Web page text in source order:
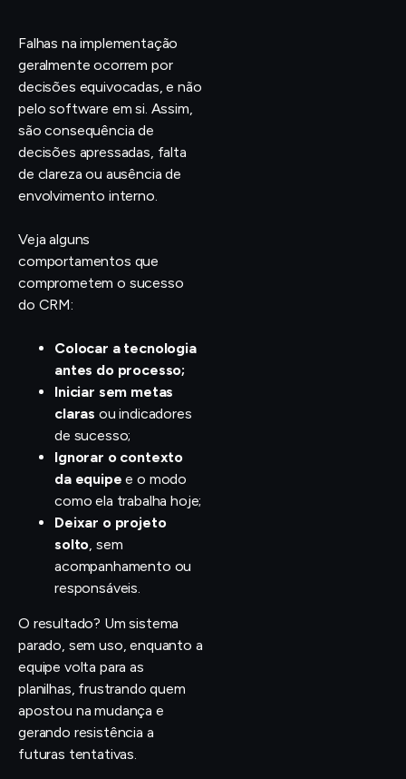
Falhas na implementação
geralmente ocorrem por
decisões equivocadas, e não
pelo software em si. Assim,
são consequência de
decisões apressadas, falta
de clareza ou ausência de
envolvimento interno.
Veja alguns
comportamentos que
comprometem o sucesso
do CRM:
Colocar a tecnologia
antes do processo;
Iniciar sem metas
claras ou indicadores
de sucesso;
Ignorar o contexto
da equipe e o modo
como ela trabalha hoje;
Deixar o projeto
solto, sem
acompanhamento ou
responsáveis.
O resultado? Um sistema
parado, sem uso, enquanto a
equipe volta para as
planilhas, frustrando quem
apostou na mudança e
gerando resistência a
futuras tentativas.